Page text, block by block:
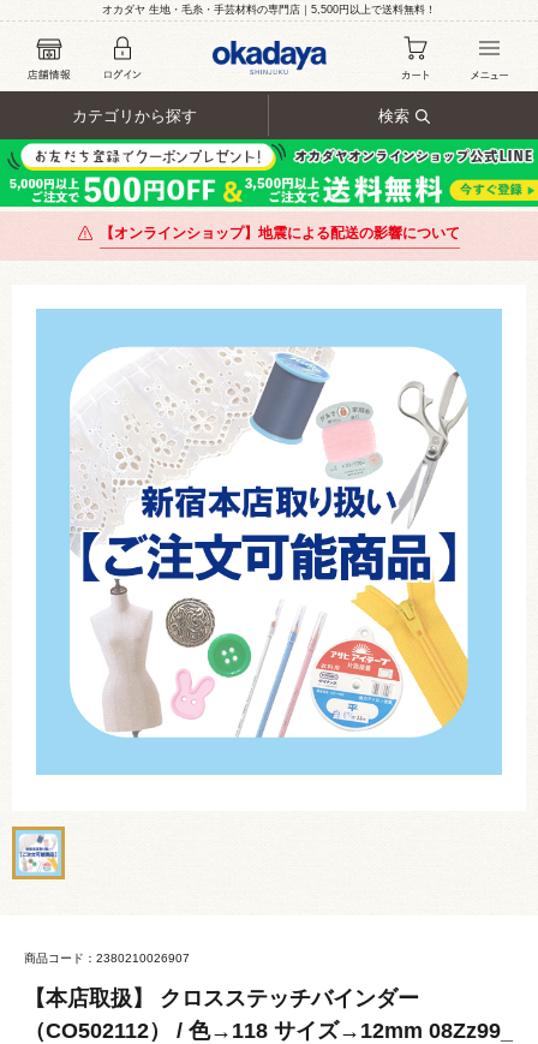
オカダヤ 生地・毛糸・手芸材料の専門店｜5,500円以上で送料無料！
カテゴリから探す 検索
【オンラインショップ】地震による配送の影響について
商品コード：2380210026907
【本店取扱】 クロスステッチバインダー
（CO502112） / 色→118 サイズ→12mm 08Zz99_